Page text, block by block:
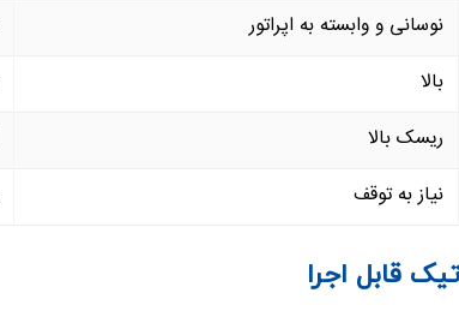
نوسانی و وابسته به اپراتور
بالا
ریسک بالا
نیاز به توقف
قابل اجرا